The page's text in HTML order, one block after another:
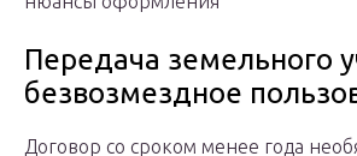
Передача земельного
безвозмездное
Договор со сроком менее года